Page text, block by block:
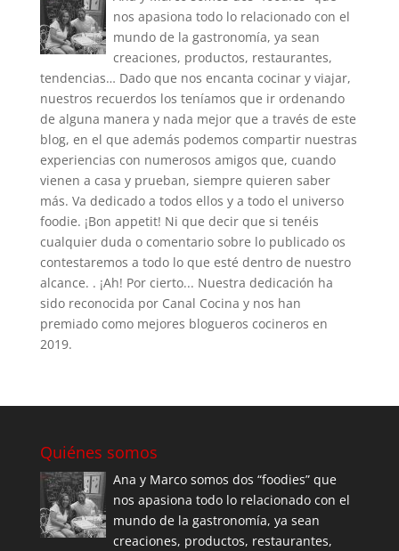
nos apasiona todo lo relacionado con el
mundo de la gastronomía, ya sean
creaciones, productos, restaurantes,
tendencias… Dado que nos encanta cocinar y viajar,
nuestros recuerdos los teníamos que ir ordenando
de alguna manera y nada mejor que a través de este
blog, en el que además podemos compartir nuestras
experiencias con numerosos amigos que, cuando
vienen a casa y prueban, siempre quieren saber
más. Va dedicado a todos ellos y a todo el universo
foodie. ¡Bon appetit! Ni que decir que si tenéis
cualquier duda o comentario sobre lo publicado os
contestaremos a todo lo que esté dentro de nuestro
alcance. . ¡Ah! Por cierto... Nuestra dedicación ha
sido reconocida por Canal Cocina y nos han
premiado como mejores blogueros cocineros en
2019.
Quiénes somos
Ana y Marco somos dos “foodies” que
nos apasiona todo lo relacionado con el
mundo de la gastronomía, ya sean
creaciones, productos, restaurantes,